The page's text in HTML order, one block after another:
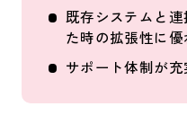
既存システムと
た時の拡張性に
サポート体制​​が